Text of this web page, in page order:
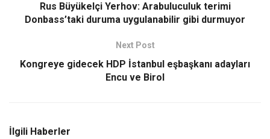
Rus Büyükelçi Yerhov: Arabuluculuk terimi
Donbass’taki duruma uygulanabilir gibi durmuyor
Next Post
Kongreye gidecek HDP İstanbul eşbaşkanı adayları
Encu ve Birol
İlgili Haberler